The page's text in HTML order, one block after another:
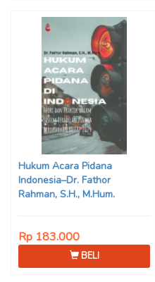
Hukum Acara Pidana
Indonesia–Dr. Fathor
Rahman, S.H., M.Hum.
Rp 183.000
BELI